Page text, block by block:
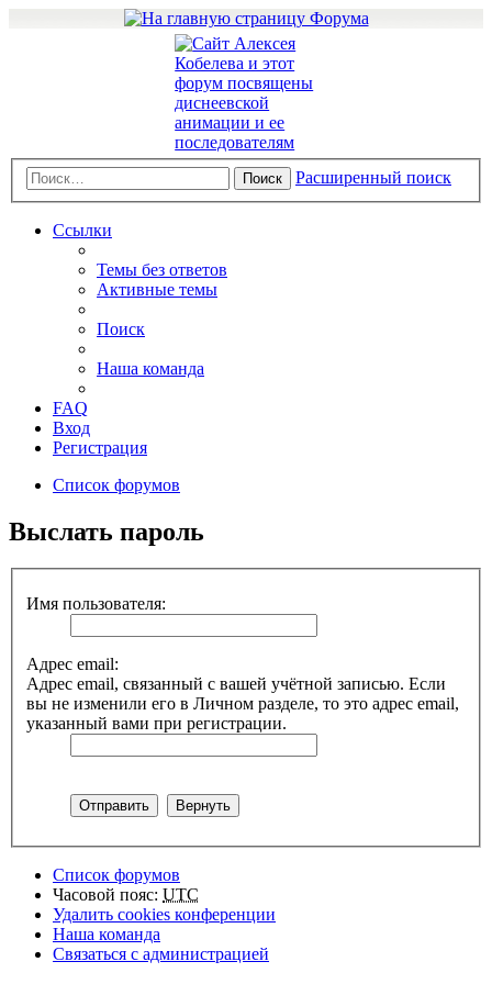
Поиск Расширенный поиск
Ссылки
Темы без ответов
Активные темы
Поиск
Наша команда
FAQ
Вход
Регистрация
Список форумов
Выслать пароль
Имя пользователя:
Адрес email:
Адрес email, связанный с вашей учётной записью. Если
вы не изменили его в Личном разделе, то это адрес email,
указанный вами при регистрации.
Список форумов
Часовой пояс: UTC
Удалить cookies конференции
Наша команда
Связаться с администрацией